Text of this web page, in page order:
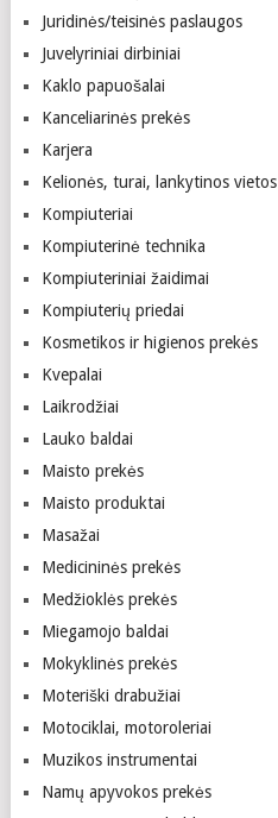
Juridinės/teisinės paslaugos
Juvelyriniai dirbiniai
Kaklo papuošalai
Kanceliarinės prekės
Karjera
Kelionės, turai, lankytinos vietos
Kompiuteriai
Kompiuterinė technika
Kompiuteriniai žaidimai
Kompiuterių priedai
Kosmetikos ir higienos prekės
Kvepalai
Laikrodžiai
Lauko baldai
Maisto prekės
Maisto produktai
Masažai
Medicininės prekės
Medžioklės prekės
Miegamojo baldai
Mokyklinės prekės
Moteriški drabužiai
Motociklai, motoroleriai
Muzikos instrumentai
Namų apyvokos prekės